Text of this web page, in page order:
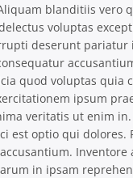
blanditiis vero
voluptas
deserunt
quod voluptas quia
ipsum
veritatis ut enim
est optio qui
in ipsam